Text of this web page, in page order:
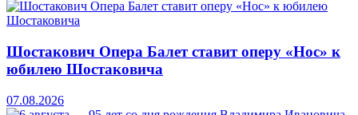
Шостакович Опера Балет ставит оперу «Нос» к
юбилею Шостаковича
07.08.2026